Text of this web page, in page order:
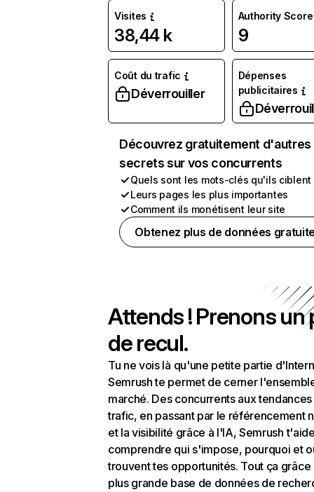
Visites
38,44 k
Authority Score
9
Coût du trafic
Déverrouiller
Dépenses
publicitaires
Découvrez gratuitement d'autres
secrets sur vos concurrents
Quels sont les mots-clés qu'ils ciblent
Leurs pages les plus importantes
Comment ils monétisent leur site
Obtenez plus de données
Attends ! Prenons un
de recul.
Tu ne vois là qu'une petite partie
Semrush te permet de cerner
marché. Des concurrents aux
trafic, en passant par le référencement
et la visibilité grâce à l'IA, Semrush
comprendre qui s'impose, pourquoi et
trouvent tes opportunités. Tout ça grâce
plus grande base de données de